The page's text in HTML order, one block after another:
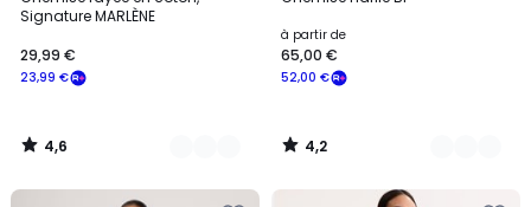
Signature MARLÈNE
23,99 €
29,99 €
4,6
/
à partir de
52,00 €
65,00 €
4,2
/